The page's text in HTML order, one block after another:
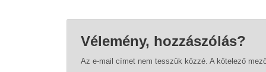
Vélemény, hozzászólás?
Az e-mail címet nem tesszük közzé. A kötelező